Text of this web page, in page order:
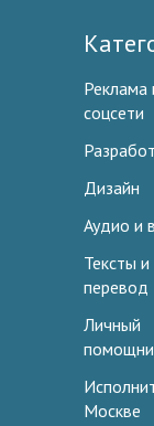
Реклама
соцсети
Дизайн
Аудио и
Тексты и
перевод
Личный
Москве